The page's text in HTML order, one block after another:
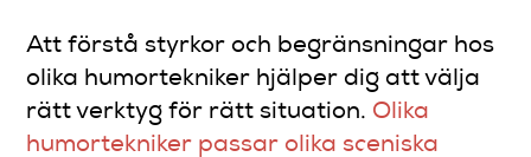
Att förstå styrkor och begränsningar hos
olika humortekniker hjälper dig att välja
rätt verktyg för rätt situation. Olika
humortekniker passar olika sceniska